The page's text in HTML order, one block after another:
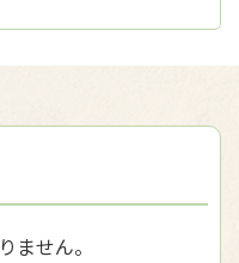
ません。